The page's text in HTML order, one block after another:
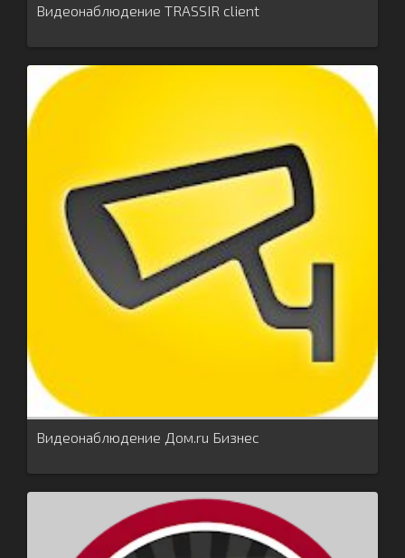
Видеонаблюдение TRASSIR client
Видеонаблюдение Дом.ru Бизнес